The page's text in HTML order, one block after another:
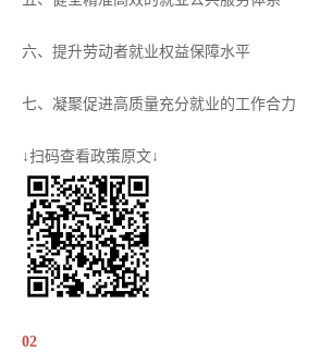
六、提升劳动者就业权益保障水平
七、凝聚促进高质量充分就业的工作合力
↓扫码查看政策原文↓
02